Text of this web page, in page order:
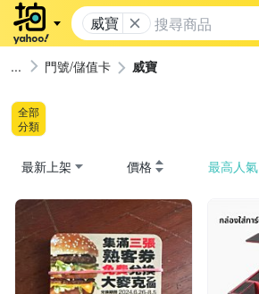
威寶
門號/儲值卡 威寶
全部
分類
最新上架 價格 最高人氣